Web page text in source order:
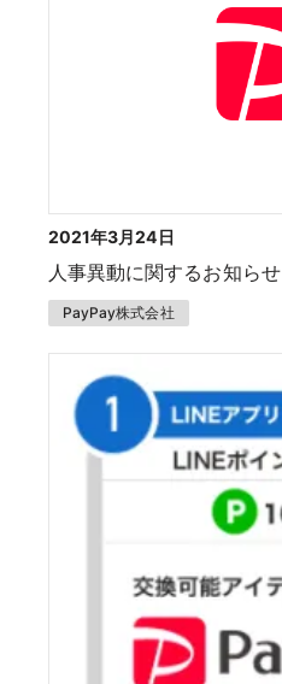
2021年3月24日
人事異動に関するお知らせ
PayPay株式会社